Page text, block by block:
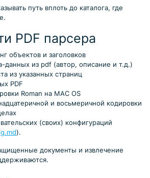
путь вплоть до каталога, где
PDF парсера
объектов и заголовков
данных из pdf (автор, описание и т.д.)
из указанных страниц
PDF
Roman на MAC OS
и восьмеричной кодировки
(своих) конфигураций
).
документы и извлечение